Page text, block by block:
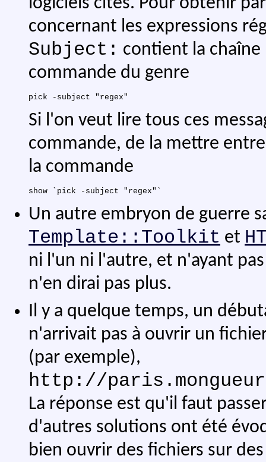
concernant les expressions
Subject: contient la chaîne
commande du genre
Si l'on veut lire tous ces
commande, de la mettre
la commande
Un autre embryon de guerre
Template::Toolkit et
ni l'un ni l'autre, et n'ayant
n'en dirai pas plus.
Il y a quelque temps, un
n'arrivait pas à ouvrir un
(par exemple),
http://
La réponse est qu'il faut
d'autres solutions ont été
bien ouvrir des fichiers sur